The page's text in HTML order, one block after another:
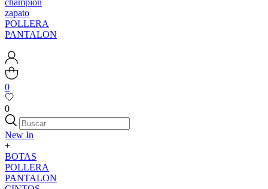
champion
zapato
POLLERA
PANTALON
0
0
New In
+
BOTAS
POLLERA
PANTALON